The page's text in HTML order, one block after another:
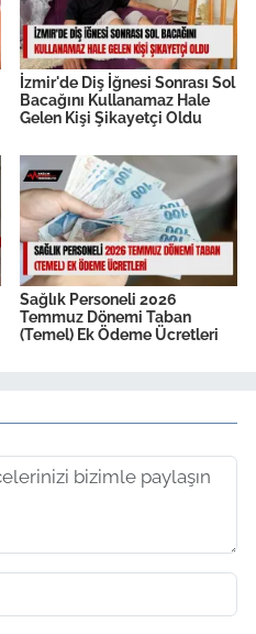
İzmir'de Diş İğnesi Sonrası Sol
Bacağını Kullanamaz Hale
Gelen Kişi Şikayetçi Oldu
Sağlık Personeli 2026
Temmuz Dönemi Taban
(Temel) Ek Ödeme Ücretleri